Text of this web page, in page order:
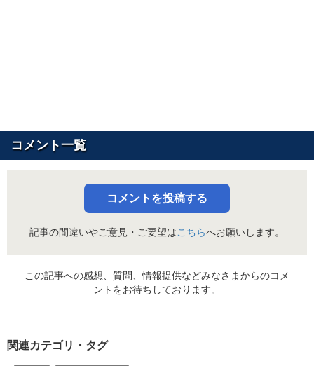
コメント一覧
コメントを投稿する
記事の間違いやご意見・ご要望はこちらへお願いします。
この記事への感想、質問、情報提供などみなさまからのコメ
ントをお待ちしております。
関連カテゴリ・タグ